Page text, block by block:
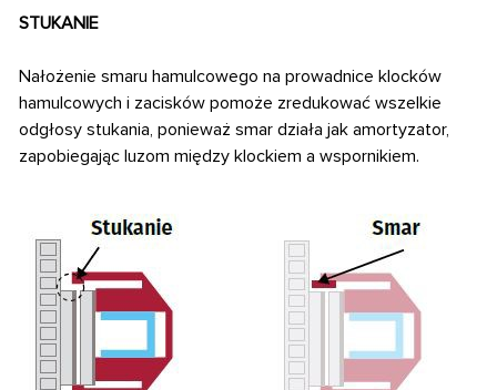
STUKANIE
Nałożenie smaru hamulcowego na prowadnice klocków
hamulcowych i zacisków pomoże zredukować wszelkie
odgłosy stukania, ponieważ smar działa jak amortyzator,
zapobiegając luzom między klockiem a wspornikiem.